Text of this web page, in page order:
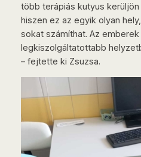
több terápiás kutyus
hiszen ez az egyik olyan
sokat számíthat. Az emberek
legkiszolgáltatottabb
– fejtette ki Zsuzsa.